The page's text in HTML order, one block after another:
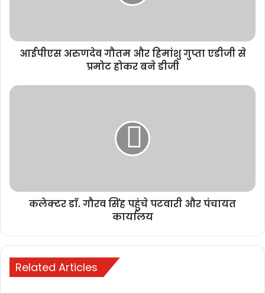
मुख्यमंत्री ने कहा कि मैं इस कार्यक्रम में उपस्थित युवाओं से कहना चाहता हूं कि
उन्होंने कहा कि सुश्री जया किशोरी ने अपने प्रेरक व्याख्यान से छत्तीसगढ़ के लोगों
को लाभान्वित किया और युवाओं को प्रेरित किया। उसके लिए मैं उन्हें पुनः धन्यवाद
कर्ज चुकता, फिर भी कब्जे की कार्रवाई! मृतक ऋणकर्ता के परिवार
की प्रताड़ना का मामला सुप्रीम कोर्ट और PMO तक पहुंचा
रायपुर में छात्रों का आंदोलन तेज, शिक्षा व्यवस्था
में सुधार और मंत्री के इस्तीफे की मांग
1 week ago
मनेन्द्रगढ़: बीआर कार्यालय परिसर में गंदगी
का अंबार, तोड़फोड़ और अव्यवस्था से
कर्मचारियों व आमजन परेशान
आईपीएस अरुणदेव गौतम और हिमांशु गुप्ता एडीजी से
प्रमोट होकर बने डीजी
कलेक्टर डाॅ. गौरव सिंह पहुंचे पटवारी और पंचायत
कार्यालय
Related Articles